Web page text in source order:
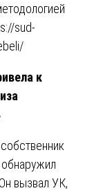
sud-
к
вызвал УК,